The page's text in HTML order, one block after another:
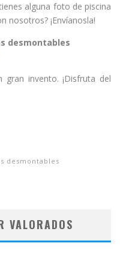
alguna foto de piscina
nosotros? ¡Envíanosla!
desmontables
gran invento. ¡Disfruta del
desmontables
VALORADOS